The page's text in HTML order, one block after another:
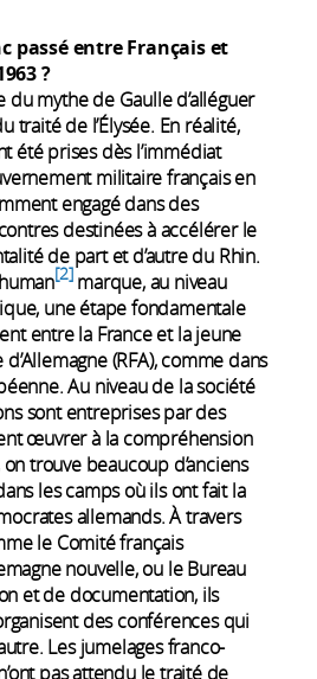
passé entre Français et
?
du mythe de Gaulle d’alléguer
traité de l’Élysée. En réalité,
été prises dès l’immédiat
militaire français en
engagé dans des
destinées à accélérer le
de part et d’autre du Rhin.
2 marque, au niveau
une étape fondamentale
entre la France et la jeune
(RFA), comme dans
Au niveau de la société
sont entreprises par des
œuvrer à la compréhension
trouve beaucoup d’anciens
les camps où ils ont fait la
allemands. À travers
le Comité français
nouvelle, ou le Bureau
et de documentation, ils
des conférences qui
Les jumelages franco-
pas attendu le traité de